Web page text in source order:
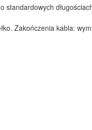
standardowych
Zakończenia kabla: